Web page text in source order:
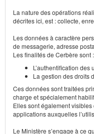
La nature des opérations
décrites ici, est : collecte,
Les données à caractère
de messagerie, adresse
Les finalités de Cerbère sont :
L’authentification des
La gestion des droits
Ces données sont traitées
charge et spécialement
Elles sont également
applications auxquelles
Le Ministère s’engage à ce